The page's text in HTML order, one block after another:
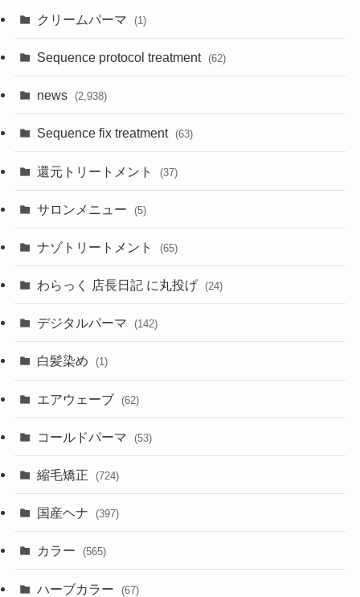
クリームパーマ (1)
Sequence protocol treatment (62)
news (2,938)
Sequence fix treatment (63)
還元トリートメント (37)
サロンメニュー (5)
ナゾトリートメント (65)
わらっく 店長日記 に丸投げ (24)
デジタルパーマ (142)
白髪染め (1)
エアウェーブ (62)
コールドパーマ (53)
縮毛矯正 (724)
国産ヘナ (397)
カラー (565)
ハーブカラー (67)